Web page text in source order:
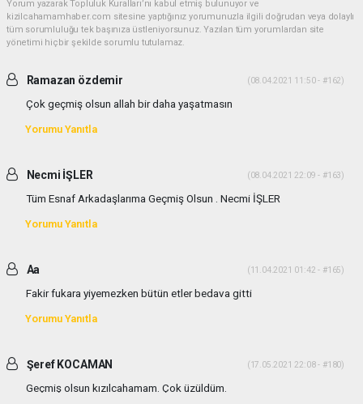
Yorum yazarak Topluluk Kuralları’nı kabul etmiş bulunuyor ve
kizilcahamamhaber.com sitesine yaptığınız yorumunuzla ilgili doğrudan veya dolaylı
tüm sorumluluğu tek başınıza üstleniyorsunuz. Yazılan tüm yorumlardan site
yönetimi hiçbir şekilde sorumlu tutulamaz.
Ramazan özdemir (08.04.2021 11:50 - #162)
Çok geçmiş olsun allah bir daha yaşatmasın
Yorumu Yanıtla
Necmi İŞLER (08.04.2021 22:09 - #163)
Tüm Esnaf Arkadaşlarıma Geçmiş Olsun . Necmi İŞLER
Yorumu Yanıtla
Aa (11.04.2021 01:42 - #165)
Fakir fukara yiyemezken bütün etler bedava gitti
Yorumu Yanıtla
Şeref KOCAMAN (17.05.2021 22:08 - #180)
Geçmiş olsun kızılcahamam. Çok üzüldüm.